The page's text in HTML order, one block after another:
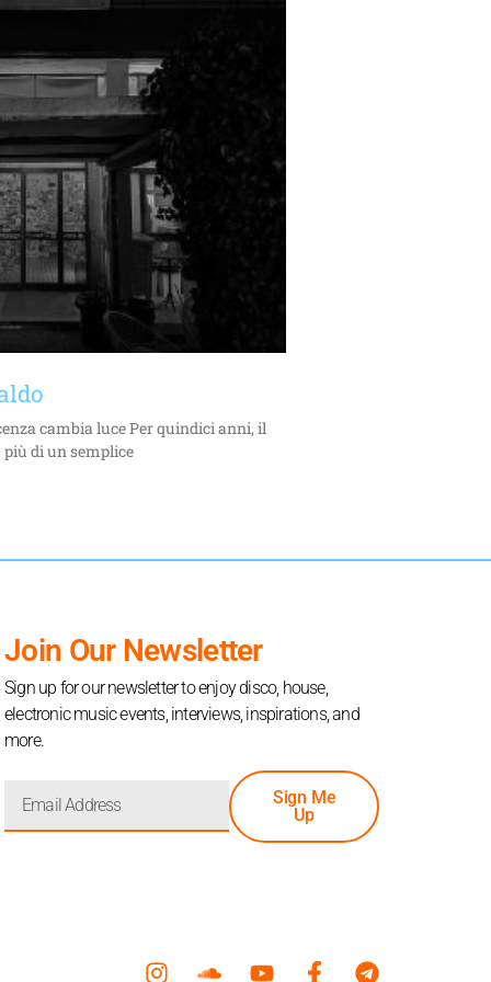
cambia luce Per quindici anni, il
di un semplice
Join Our Newsletter
Sign up for our newsletter to enjoy disco, house,
electronic music events, interviews, inspirations, and
more.
Sign Me
Up